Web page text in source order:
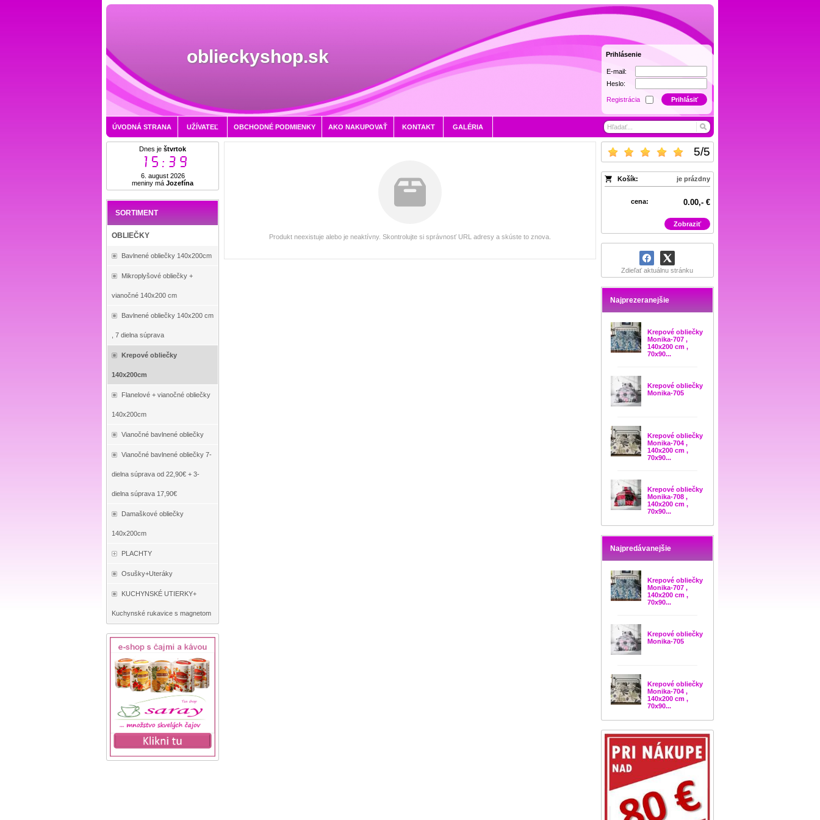
Prihlásenie
E-mail:
Heslo:
Registrácia Prihlásiť
oblieckyshop.sk
ÚVODNÁ STRANA UŽÍVATEĽ OBCHODNÉ PODMIENKY AKO NAKUPOVAŤ KONTAKT GALÉRIA
Dnes ještvrtok
15:39
6. august 2026
meniny máJozefína
SORTIMENT
OBLIEČKY
Bavlnené obliečky 140x200cm
Mikroplyšové obliečky +
vianočné 140x200 cm
Bavlnené obliečky 140x200 cm
, 7 dielna súprava
Krepové obliečky
140x200cm
Flanelové + vianočné obliečky
140x200cm
Vianočné bavlnené obliečky
Vianočné bavlnené obliečky 7-
dielna súprava od 22,90€ + 3-
dielna súprava 17,90€
Damaškové obliečky
140x200cm
PLACHTY
Osušky+Uteráky
KUCHYNSKÉ UTIERKY+
Kuchynské rukavice s magnetom
5/5
Košík: je prázdny
cena: 0.00,- €
Zobraziť
Zdieľať aktuálnu stránku
Najprezeranejšie
Krepové obliečky
Monika-707 ,
140x200 cm ,
70x90...
Krepové obliečky
Monika-705
Krepové obliečky
Monika-704 ,
140x200 cm ,
70x90...
Krepové obliečky
Monika-708 ,
140x200 cm ,
70x90...
Najpredávanejšie
Krepové obliečky
Monika-707 ,
140x200 cm ,
70x90...
Krepové obliečky
Monika-705
Krepové obliečky
Monika-704 ,
140x200 cm ,
70x90...
Produkt neexistuje alebo je neaktívny. Skontrolujte si správnosť URL adresy a skúste to znova.